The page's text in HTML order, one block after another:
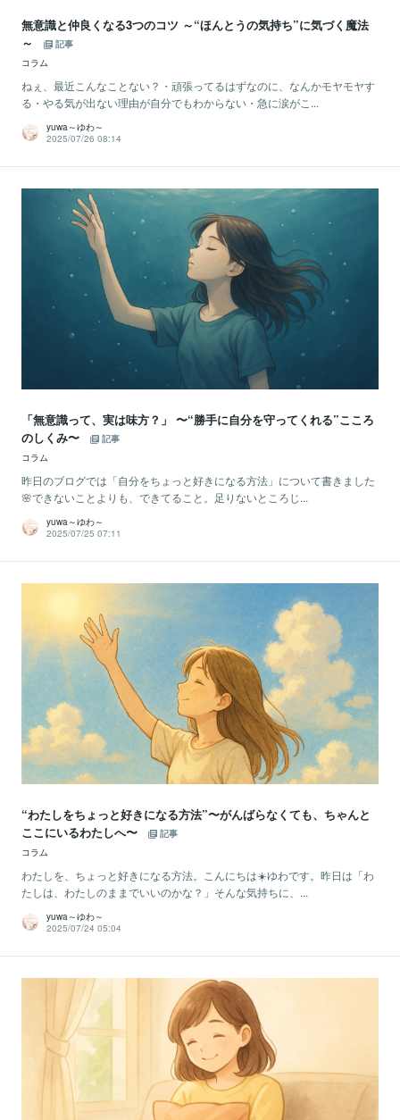
無意識と仲良くなる3つのコツ ～“ほんとうの気持ち”に気づく魔法
～
記事
コラム
ねぇ、最近こんなことない？・頑張ってるはずなのに、なんかモヤモヤす
る・やる気が出ない理由が自分でもわからない・急に涙がこ...
yuwa～ゆわ～
2025/07/26 08:14
「無意識って、実は味方？」 〜“勝手に自分を守ってくれる”こころ
のしくみ〜
記事
コラム
昨日のブログでは「自分をちょっと好きになる方法」について書きました
🌸できないことよりも、できてること。足りないところじ...
yuwa～ゆわ～
2025/07/25 07:11
“わたしをちょっと好きになる方法”〜がんばらなくても、ちゃんと
ここにいるわたしへ〜
記事
コラム
わたしを、ちょっと好きになる方法。こんにちは☀️ゆわです。昨日は「わ
たしは、わたしのままでいいのかな？」そんな気持ちに、...
yuwa～ゆわ～
2025/07/24 05:04